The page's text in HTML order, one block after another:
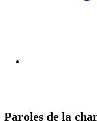
Paroles de la